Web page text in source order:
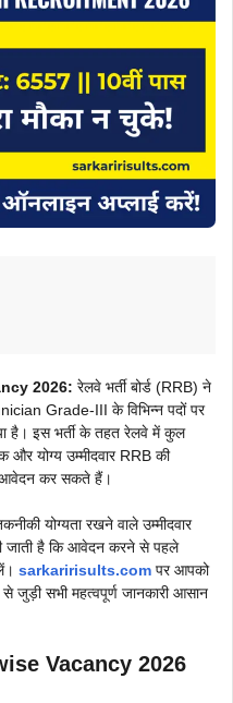
2026: रेलवे भर्ती बोर्ड (RRB) ने
Grade-III के विभिन्न पदों पर
है। इस भर्ती के तहत रेलवे में कुल
और योग्य उम्मीदवार RRB की
आवेदन कर सकते हैं।
योग्यता रखने वाले उम्मीदवार
जाती है कि आवेदन करने से पहले
sarkaririsults.com पर आपको
सभी महत्वपूर्ण जानकारी आसान
Vacancy 2026